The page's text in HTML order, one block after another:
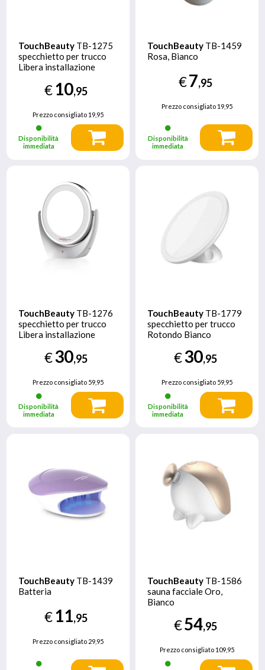
TouchBeauty TB-1275
specchietto per trucco
Libera installazione
€10,95
Prezzo consigliato19,95
Disponibilità
immediata
TouchBeauty TB-1459
Rosa, Bianco
€7,95
Prezzo consigliato 19,95
Disponibilità
immediata
TouchBeauty TB-1276
specchietto per trucco
Libera installazione
€30,95
Prezzo consigliato59,95
Disponibilità
immediata
TouchBeauty TB-1779
specchietto per trucco
Rotondo Bianco
€30,95
Prezzo consigliato 59,95
Disponibilità
immediata
TouchBeauty TB-1439
Batteria
€11,95
Prezzo consigliato29,95
TouchBeauty TB-1586
sauna facciale Oro,
Bianco
€54,95
Prezzo consigliato 109,95